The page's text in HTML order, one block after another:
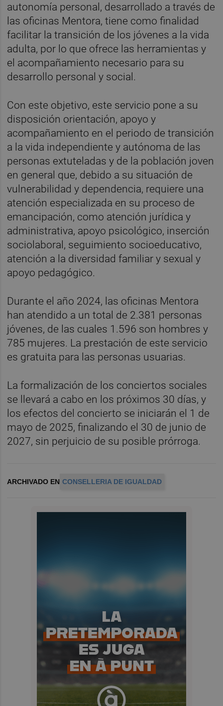
autonomía personal, desarrollado a través de
las oficinas Mentora, tiene como finalidad
facilitar la transición de los jóvenes a la vida
adulta, por lo que ofrece las herramientas y
el acompañamiento necesario para su
desarrollo personal y social.
Con este objetivo, este servicio pone a su
disposición orientación, apoyo y
acompañamiento en el periodo de transición
a la vida independiente y autónoma de las
personas extuteladas y de la población joven
en general que, debido a su situación de
vulnerabilidad y dependencia, requiere una
atención especializada en su proceso de
emancipación, como atención jurídica y
administrativa, apoyo psicológico, inserción
sociolaboral, seguimiento socioeducativo,
atención a la diversidad familiar y sexual y
apoyo pedagógico.
Durante el año 2024, las oficinas Mentora
han atendido a un total de 2.381 personas
jóvenes, de las cuales 1.596 son hombres y
785 mujeres. La prestación de este servicio
es gratuita para las personas usuarias.
La formalización de los conciertos sociales
se llevará a cabo en los próximos 30 días, y
los efectos del concierto se iniciarán el 1 de
mayo de 2025, finalizando el 30 de junio de
2027, sin perjuicio de su posible prórroga.
ARCHIVADO EN CONSELLERIA DE IGUALDAD